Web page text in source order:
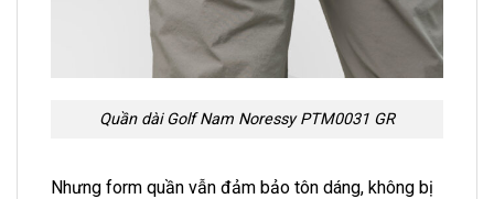
Quần dài Golf Nam Noressy PTM0031 GR
Nhưng form quần vẫn đảm bảo tôn dáng, không bị